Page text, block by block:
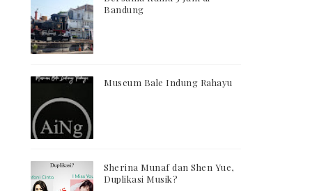
Bandung
Museum Bale Indung Rahayu
Sherina Munaf dan Shen Yue,
Duplikasi Musik?